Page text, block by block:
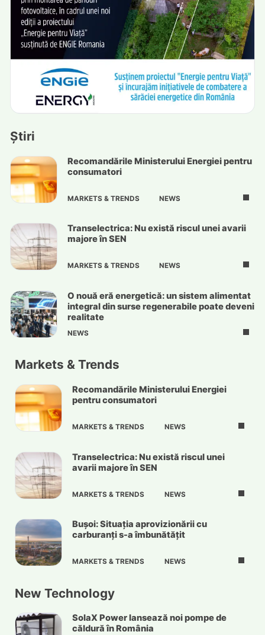
Știri
Recomandările Ministerului Energiei pentru
consumatori
MARKETS & TRENDS NEWS
Transelectrica: Nu există riscul unei avarii
majore în SEN
MARKETS & TRENDS NEWS
O nouă eră energetică: un sistem alimentat
integral din surse regenerabile poate deveni
realitate
NEWS
Markets & Trends
Recomandările Ministerului Energiei
pentru consumatori
MARKETS & TRENDS NEWS
Transelectrica: Nu există riscul unei
avarii majore în SEN
MARKETS & TRENDS NEWS
Bușoi: Situația aprovizionării cu
carburanți s-a îmbunătățit
MARKETS & TRENDS NEWS
New Technology
SolaX Power lansează noi pompe de
căldură în România